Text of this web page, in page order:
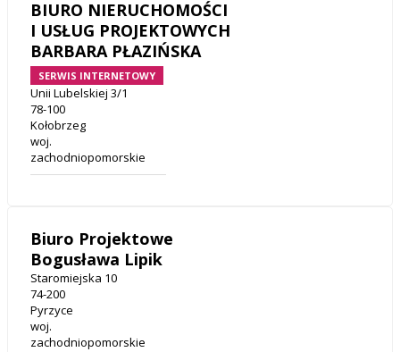
BIURO NIERUCHOMOŚCI
I USŁUG PROJEKTOWYCH
BARBARA PŁAZIŃSKA
SERWIS INTERNETOWY
Unii Lubelskiej 3/1
78-100
Kołobrzeg
woj.
zachodniopomorskie
Biuro Projektowe
Bogusława Lipik
Staromiejska 10
74-200
Pyrzyce
woj.
zachodniopomorskie